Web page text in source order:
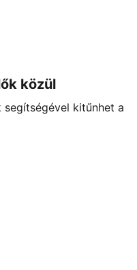
közül
segítségével kitűnhet a